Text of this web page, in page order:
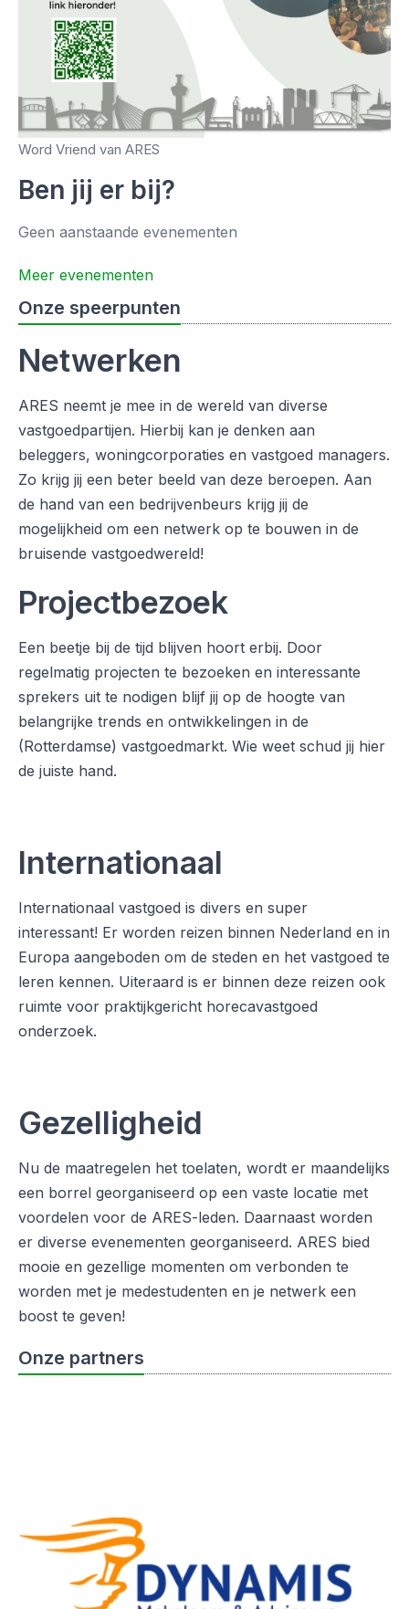
Word Vriend van ARES
Ben jij er bij?
Geen aanstaande evenementen
Meer evenementen
Onze speerpunten
Netwerken
ARES neemt je mee in de wereld van diverse
vastgoedpartijen. Hierbij kan je denken aan
beleggers, woningcorporaties en vastgoed managers.
Zo krijg jij een beter beeld van deze beroepen. Aan
de hand van een bedrijvenbeurs krijg jij de
mogelijkheid om een netwerk op te bouwen in de
bruisende vastgoedwereld!
Projectbezoek
Een beetje bij de tijd blijven hoort erbij. Door
regelmatig projecten te bezoeken en interessante
sprekers uit te nodigen blijf jij op de hoogte van
belangrijke trends en ontwikkelingen in de
(Rotterdamse) vastgoedmarkt. Wie weet schud jij hier
de juiste hand.
Internationaal
Internationaal vastgoed is divers en super
interessant! Er worden reizen binnen Nederland en in
Europa aangeboden om de steden en het vastgoed te
leren kennen. Uiteraard is er binnen deze reizen ook
ruimte voor praktijkgericht horecavastgoed
onderzoek.
Gezelligheid
Nu de maatregelen het toelaten, wordt er maandelijks
een borrel georganiseerd op een vaste locatie met
voordelen voor de ARES-leden. Daarnaast worden
er diverse evenementen georganiseerd. ARES bied
mooie en gezellige momenten om verbonden te
worden met je medestudenten en je netwerk een
boost te geven!
Onze partners